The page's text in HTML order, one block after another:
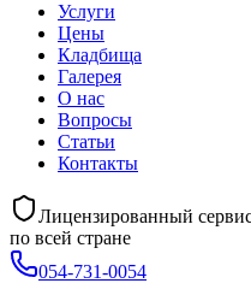
Услуги
Цены
Кладбища
Галерея
О нас
Вопросы
Статьи
Контакты
Лицензированный
по всей стране
054-731-0054